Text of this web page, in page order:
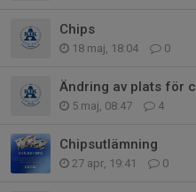
Chips
18 maj, 18:04 0
Ändring av plats för
5 maj, 08:47 4
Chipsutlämning
27 apr, 19:41 0